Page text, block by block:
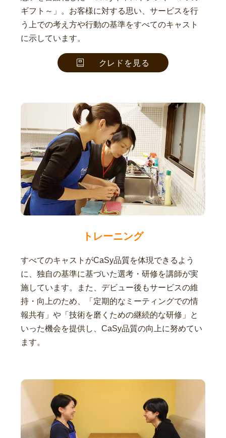
ギフト～」。お客様に対する思い、サービスを行
う上での考え方や行動の基準をすべてのキャスト
に示しています。
クレドを見る
トレーニング
すべてのキャストがCaSy品質を体現できるよう
に、独自の基準に基づいた選考・研修を講師が実
施しています。また、デビュー後もサービスの維
持・向上のため、「定期的なミーティングでの情
報共有」や「技術を磨くための継続的な研修」と
いった機会を提供し、CaSy品質の向上に努めてい
ます。